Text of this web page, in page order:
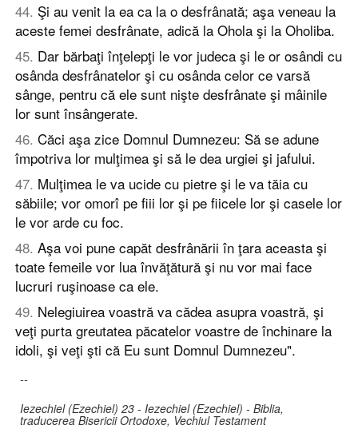
44. Şi au venit la ea ca la o desfrânată; aşa veneau la
aceste femei desfrânate, adică la Ohola şi la Oholiba.
45. Dar bărbaţi înţelepţi le vor judeca şi le or osândi cu
osânda desfrânatelor şi cu osânda celor ce varsă
sânge, pentru că ele sunt nişte desfrânate şi mâinile
lor sunt însângerate.
46. Căci aşa zice Domnul Dumnezeu: Să se adune
împotriva lor mulţimea şi să le dea urgiei şi jafului.
47. Mulţimea le va ucide cu pietre şi le va tăia cu
săbiile; vor omorî pe fiii lor şi pe fiicele lor şi casele lor
le vor arde cu foc.
48. Aşa voi pune capăt desfrânării în ţara aceasta şi
toate femeile vor lua învăţătură şi nu vor mai face
lucruri ruşinoase ca ele.
49. Nelegiuirea voastră va cădea asupra voastră, şi
veţi purta greutatea păcatelor voastre de închinare la
idoli, şi veţi şti că Eu sunt Domnul Dumnezeu".
--
Iezechiel (Ezechiel) 23 - Iezechiel (Ezechiel) - Biblia,
traducerea Bisericii Ortodoxe, Vechiul Testament